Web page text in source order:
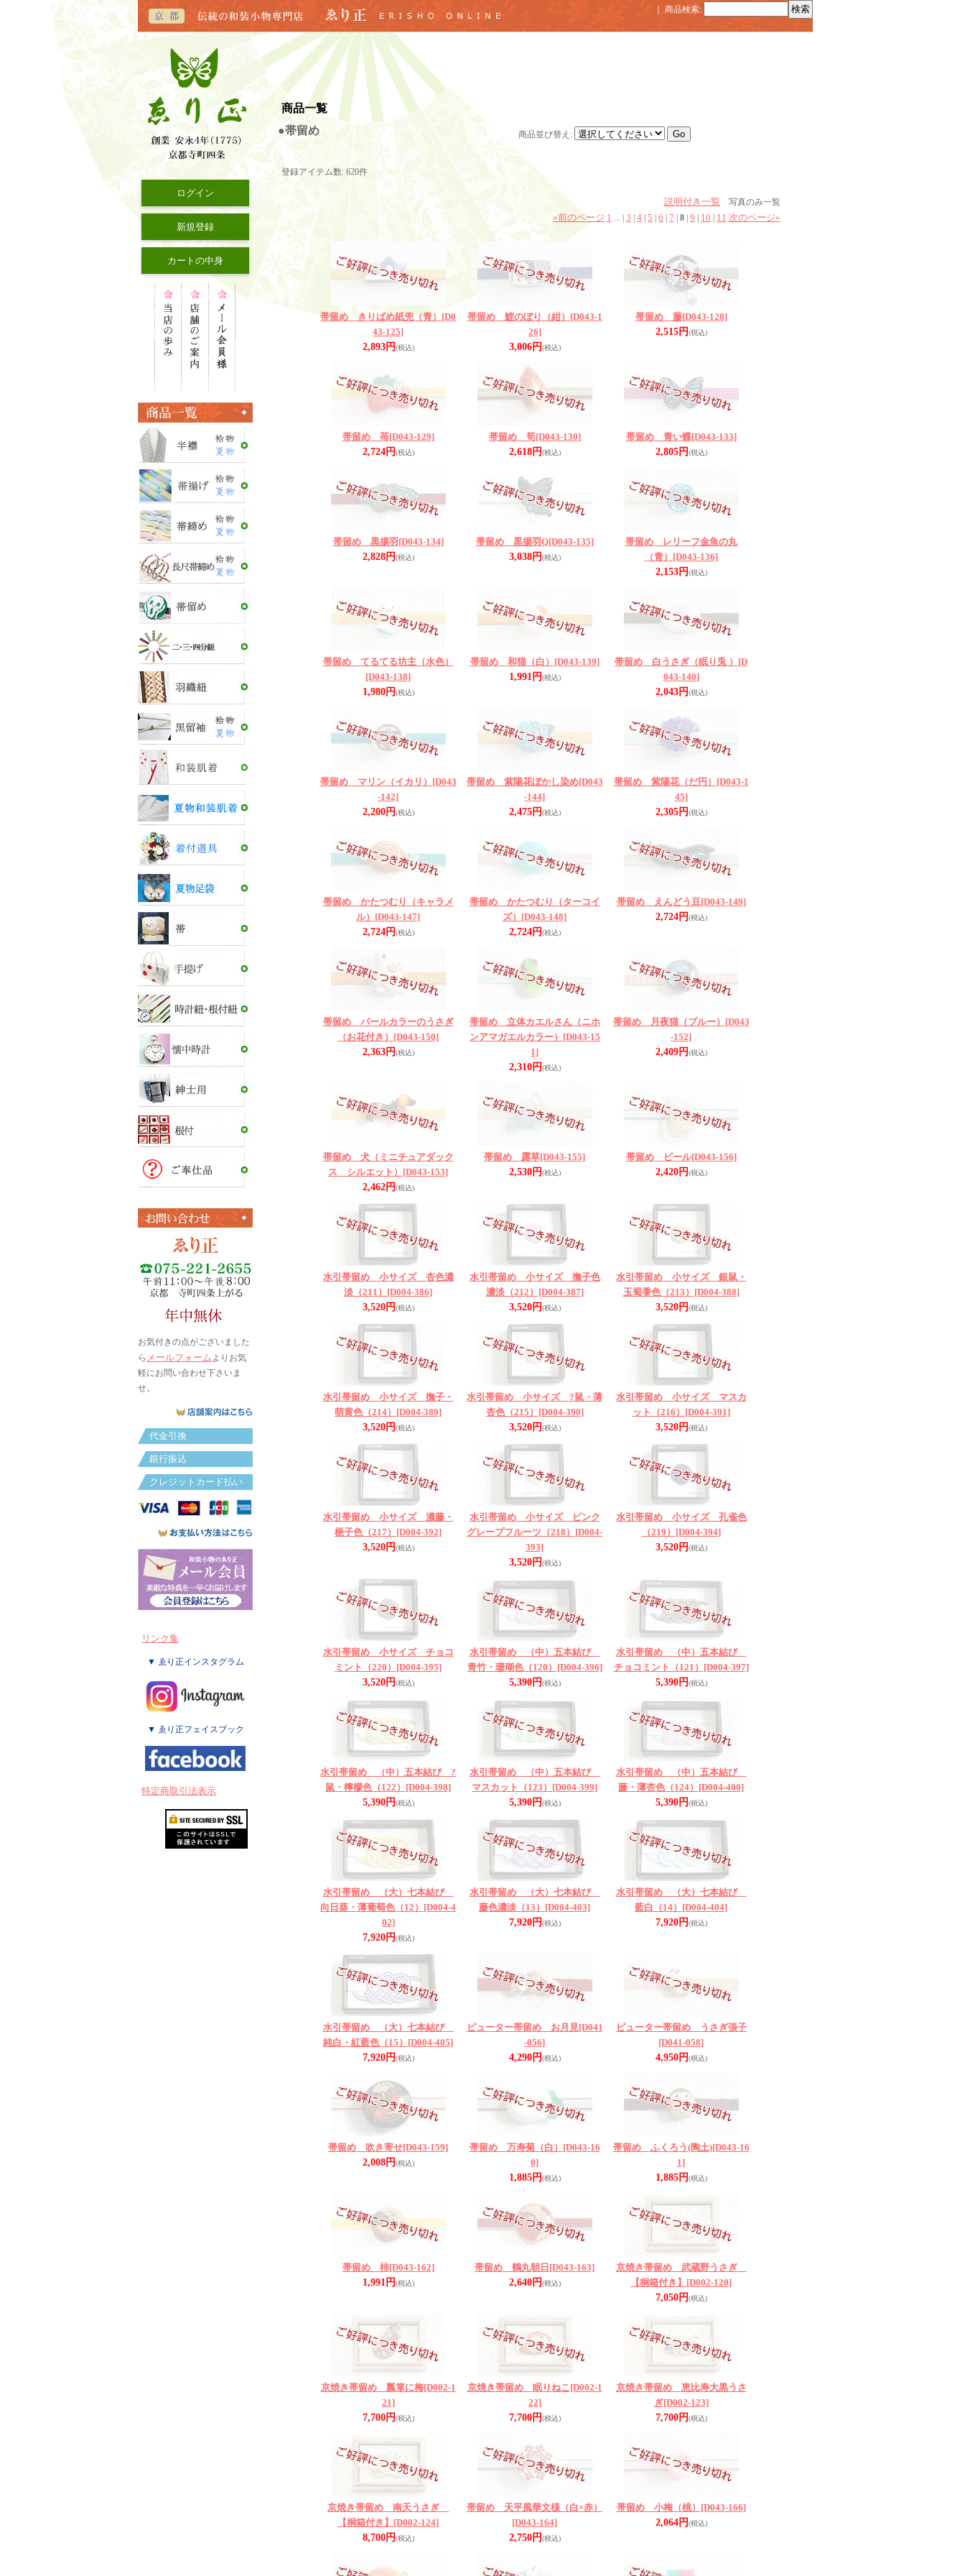
商品検索:
ログイン
新規登録
カートの中身
お気付きの点がございました
ら メールフォームよりお気
軽にお問い合わせ下さいま
せ。
代金引換
銀行振込
クレジットカード払い
リンク集
▼ ゑり正インスタグラム
▼ ゑり正フェイスブック
特定商取引法表示
商品一覧
●帯留め
商品並び替え :
登録アイテム数: 620件
説明付き一覧 写真のみ一覧
«前のページ 1 ... 3 4 5 6 7 8 9 10 11 次のページ»
帯留め きりばめ紙兜（青） [D0
43-125]
2,893円(税込)
帯留め 鯉のぼり（紺） [D043-1
26]
3,006円(税込)
帯留め 藤[D043-128]
2,515円(税込)
帯留め 苺[D043-129]
2,724円(税込)
帯留め 筍[D043-130]
2,618円(税込)
帯留め 青い蝶[D043-133]
2,805円(税込)
帯留め 黒揚羽 [D043-134]
2,828円(税込)
帯留め 黒揚羽Q[D043-135]
3,038円(税込)
帯留め レリーフ金魚の丸
（青） [D043-136]
2,153円(税込)
帯留め てるてる坊主（水色）
[D043-138]
1,980円(税込)
帯留め 和猫（白） [D043-139]
1,991円(税込)
帯留め 白うさぎ（眠り兎 ） [D
043-140]
2,043円(税込)
帯留め マリン（イカリ） [D043
-142]
2,200円(税込)
帯留め 紫陽花ぼかし染め[D043
-144]
2,475円(税込)
帯留め 紫陽花（だ円） [D043-1
45]
2,305円(税込)
帯留め かたつむり（キャラメ
ル） [D043-147]
2,724円(税込)
帯留め かたつむり（ターコイ
ズ） [D043-148]
2,724円(税込)
帯留め えんどう豆[D043-149]
2,724円(税込)
帯留め パールカラーのうさぎ
（お花付き） [D043-150]
2,363円(税込)
帯留め 立体カエルさん（ニホ
ンアマガエルカラー） [D043-15
1]
2,310円(税込)
帯留め 月夜猫（ブルー） [D043
-152]
2,409円(税込)
帯留め 犬（ミニチュアダック
ス シルエット） [D043-153]
2,462円(税込)
帯留め 露草[D043-155]
2,530円(税込)
帯留め ビール[D043-156]
2,420円(税込)
水引帯留め 小サイズ 杏色濃
淡（211） [D004-386]
3,520円(税込)
水引帯留め 小サイズ 撫子色
濃淡（212） [D004-387]
3,520円(税込)
水引帯留め 小サイズ 銀鼠・
玉蜀黍色（213） [D004-388]
3,520円(税込)
水引帯留め 小サイズ 撫子・
萌黄色（214） [D004-389]
3,520円(税込)
水引帯留め 小サイズ ?鼠・薄
杏色（215） [D004-390]
3,520円(税込)
水引帯留め 小サイズ マスカ
ット（216） [D004-391]
3,520円(税込)
水引帯留め 小サイズ 濃藤・
梔子色（217） [D004-392]
3,520円(税込)
水引帯留め 小サイズ ピンク
グレープフルーツ（218） [D004-
393]
3,520円(税込)
水引帯留め 小サイズ 孔雀色
（219） [D004-394]
3,520円(税込)
水引帯留め 小サイズ チョコ
ミント（220） [D004-395]
3,520円(税込)
水引帯留め （中）五本結び
青竹・珊瑚色（120） [D004-396]
5,390円(税込)
水引帯留め （中）五本結び
チョコミント（121） [D004-397]
5,390円(税込)
水引帯留め （中）五本結び ?
鼠・檸檬色（122） [D004-398]
5,390円(税込)
水引帯留め （中）五本結び
マスカット（123） [D004-399]
5,390円(税込)
水引帯留め （中）五本結び
藤・薄杏色（124） [D004-400]
5,390円(税込)
水引帯留め （大）七本結び
向日葵・薄葡萄色（12） [D004-4
02]
7,920円(税込)
水引帯留め （大）七本結び
藤色濃淡（13） [D004-403]
7,920円(税込)
水引帯留め （大）七本結び
藍白（14） [D004-404]
7,920円(税込)
水引帯留め （大）七本結び
純白・紅藍色（15） [D004-405]
7,920円(税込)
ピューター帯留め お月見[D041
-056]
4,290円(税込)
ピューター帯留め うさぎ張子
[D041-058]
4,950円(税込)
帯留め 吹き寄せ[D043-159]
2,008円(税込)
帯留め 万寿菊（白） [D043-16
0]
1,885円(税込)
帯留め ふくろう(陶土)[D043-16
1]
1,885円(税込)
帯留め 柿[D043-162]
1,991円(税込)
帯留め 鶴丸朝日 [D043-163]
2,640円(税込)
京焼き帯留め 武蔵野うさぎ
【桐箱付き】 [D002-120]
7,050円(税込)
京焼き帯留め 瓢箪に梅[D002-1
21]
7,700円(税込)
京焼き帯留め 眠りねこ [D002-1
22]
7,700円(税込)
京焼き帯留め 恵比寿大黒うさ
ぎ[D002-123]
7,700円(税込)
京焼き帯留め 南天うさぎ
【桐箱付き】 [D002-124]
8,700円(税込)
帯留め 天平風華文様（白×赤）
[D043-164]
2,750円(税込)
帯留め 小梅（桃） [D043-166]
2,064円(税込)